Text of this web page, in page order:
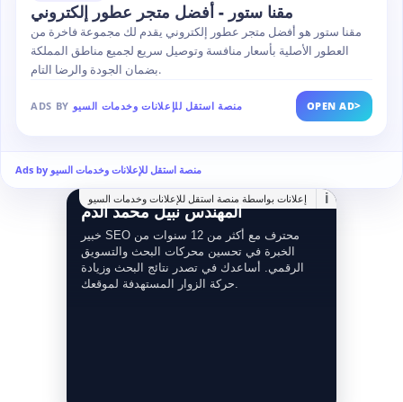
مقنا ستور - أفضل متجر عطور إلكتروني
مقنا ستور هو أفضل متجر عطور إلكتروني يقدم لك مجموعة فاخرة من
العطور الأصلية بأسعار منافسة وتوصيل سريع لجميع مناطق المملكة
بضمان الجودة والرضا التام.
ADS BY منصة استقل للإعلانات وخدمات السيو OPEN AD>
Ads by منصة استقل للإعلانات وخدمات السيو
إعلانات بواسطة منصة استقل للإعلانات وخدمات السيو i
المهندس نبيل محمد الدم
خبير SEO محترف مع أكثر من 12 سنوات من
الخبرة في تحسين محركات البحث والتسويق
الرقمي. أساعدك في تصدر نتائج البحث وزيادة
حركة الزوار المستهدفة لموقعك.